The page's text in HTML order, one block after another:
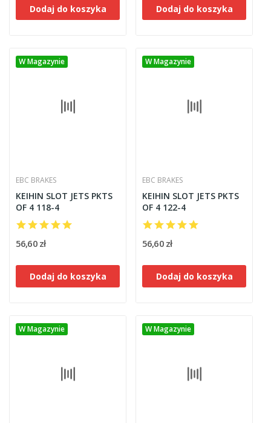
Dodaj do koszyka Dodaj do koszyka
W Magazynie
EBC BRAKES
KEIHIN SLOT JETS PKTS
OF 4 118-4
56,60 zł
Dodaj do koszyka
W Magazynie
EBC BRAKES
KEIHIN SLOT JETS PKTS
OF 4 122-4
56,60 zł
Dodaj do koszyka
W Magazynie W Magazynie